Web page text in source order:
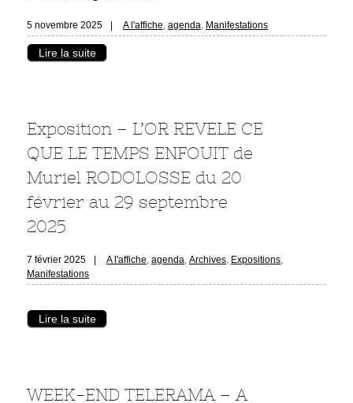
5 novembre 2025 | A l'affiche ,agenda Manifestations
Lire la suite
Exposition – L’OR REVELE CE
QUE LE TEMPS ENFOUIT de
Muriel RODOLOSSE du 20
février au 29 septembre
2025
7 février 2025 | A l'affiche ,agenda ,Archives Expositions
Manifestations
Lire la suite
WEEK-END TELERAMA – A